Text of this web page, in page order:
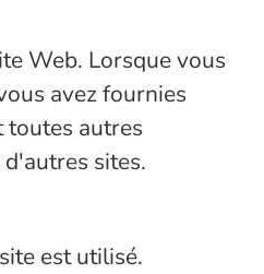
Web. Lorsque vous
avez fournies
toutes autres
sites.
est utilisé.